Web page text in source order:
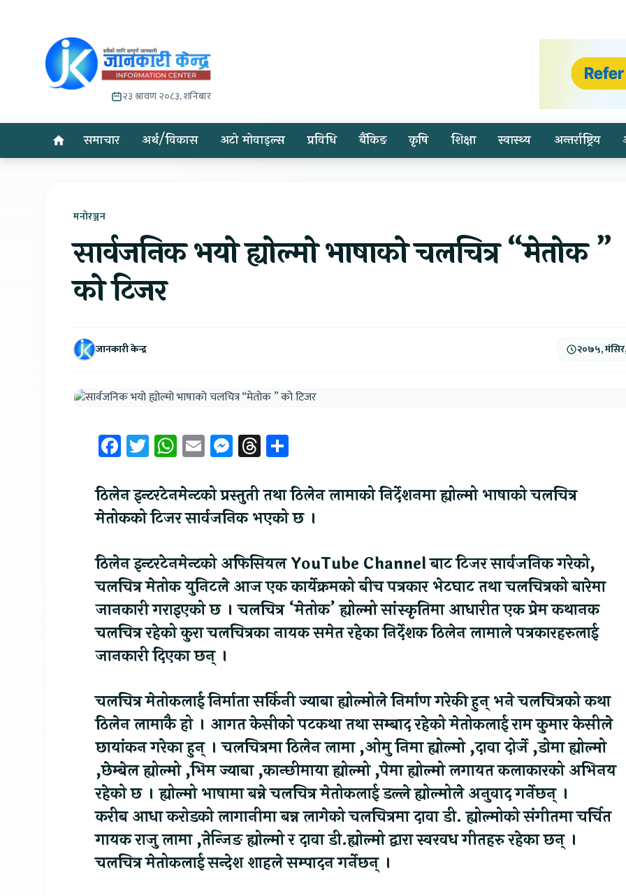
२३ श्रावण २०८३, शनिबार
समाचार अर्थ/विकास अटो मोवाइल्स प्रविधि बैंकिङ कृषि शिक्षा स्वास्थ्य अन्तर्राष्ट्रिय
मनोरञ्जन
सार्वजनिक भयो ह्योल्मो भाषाको चलचित्र “मेतोक ”
को टिजर
जानकारी केन्द्र २०७५,
Facebook
Twitter
WhatsApp
EmailMessenger
Threads
ठिलेन इन्टरटेनमेन्टको प्रस्तुती तथा ठिलेन लामाको निर्देशनमा ह्योल्मो भाषाको चलचित्र
मेतोकको टिजर सार्वजनिक भएको छ ।
ठिलेन इन्टरटेनमेन्टको अफिसियल YouTube Channel बाट टिजर सार्वजनिक गरेको,
चलचित्र मेतोक युनिटले आज एक कार्येक्रमको बीच पत्रकार भेटघाट तथा चलचित्रको बारेमा
जानकारी गराइएको छ । चलचित्र ‘मेतोक’ ह्योल्मो सांस्कृतिमा आधारीत एक प्रेम कथानक
चलचित्र रहेको कुरा चलचित्रका नायक समेत रहेका निर्देशक ठिलेन लामाले पत्रकारहरुलाई
जानकारी दिएका छन् ।
चलचित्र मेतोकलाई निर्माता सर्किनी ज्याबा ह्योल्मोले निर्माण गरेकी हुन् भने चलचित्रको कथा
ठिलेन लामाकै हो । आगत केसीको पटकथा तथा सम्बाद रहेको मेतोकलाई राम कुमार केसीले
छायांकन गरेका हुन् । चलचित्रमा ठिलेन लामा ,ओमु निमा ह्योल्मो ,दावा दोर्जे ,डोमा ह्योल्मो
,छेम्बेल ह्योल्मो ,भिम ज्याबा ,कान्छीमाया ह्योल्मो ,पेमा ह्योल्मो लगायत कलाकारको अभिनय
रहेको छ । ह्योल्मो भाषामा बन्ने चलचित्र मेतोकलाई डल्ले ह्योल्मोले अनुवाद गर्नेछन् ।
करीब आधा करोडको लागानीमा बन्न लागेको चलचित्रमा दावा डी. ह्योल्मोको संगीतमा चर्चित
गायक राजु लामा ,तेन्जिङ ह्योल्मो र दावा डी.ह्योल्मो द्वारा स्वरवध गीतहरु रहेका छन् ।
चलचित्र मेतोकलाई सन्देश शाहले सम्पादन गर्नेछन् ।